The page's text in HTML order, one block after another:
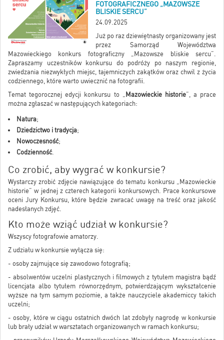
FOTOGRAFICZNEGO „MAZOWSZE
BLISKIE SERCU”
24.09.2025
Już po raz dziewiętnasty organizowany jest
przez Samorząd Województwa
Mazowieckiego konkurs fotograficzny „Mazowsze bliskie sercu”.
Zapraszamy uczestników konkursu do podróży po naszym regionie,
zwiedzania niezwykłych miejsc, tajemniczych zakątków oraz chwil z życia
codziennego, które warto uwiecznić na fotografii.
Temat tegorocznej edycji konkursu to „ Mazowieckie historie”, a prace
można zgłaszać w następujących kategoriach:
Natura;
Dziedzictwo i tradycja;
Nowoczesność;
Codzienność.
Co zrobić, aby wygrać w konkursie?
Wystarczy zrobić zdjęcie nawiązujące do tematu konkursu „Mazowieckie
historie” w jednej z czterech kategorii konkursowych. Prace konkursowe
oceni Jury Konkursu, które będzie zwracać uwagę na treść oraz jakość
nadesłanych zdjęć.
Kto może wziąć udział w konkursie?
Wszyscy fotografowie amatorzy.
Z udziału w konkursie wyłącza się:
- osoby zajmujące się zawodowo fotografią;
- absolwentów uczelni plastycznych i filmowych z tytułem magistra bądź
licencjata albo tytułem równorzędnym, potwierdzającym wykształcenie
wyższe na tym samym poziomie, a także nauczyciele akademiccy takich
uczelni;
- osoby, które w ciągu ostatnich dwóch lat zdobyły nagrodę w konkursie
lub brały udział w warsztatach organizowanych w ramach konkursu;